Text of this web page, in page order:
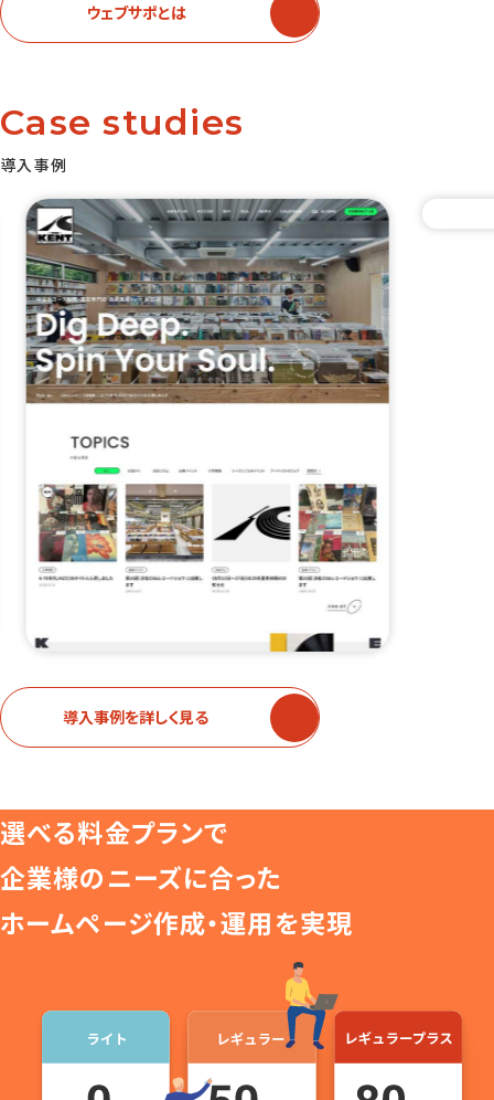
ウェブサポとは
Case studies
導入事例
導入事例を詳しく見る
選べる料金プランで
企業様のニーズに合った
ホームページ作成・運用を実現